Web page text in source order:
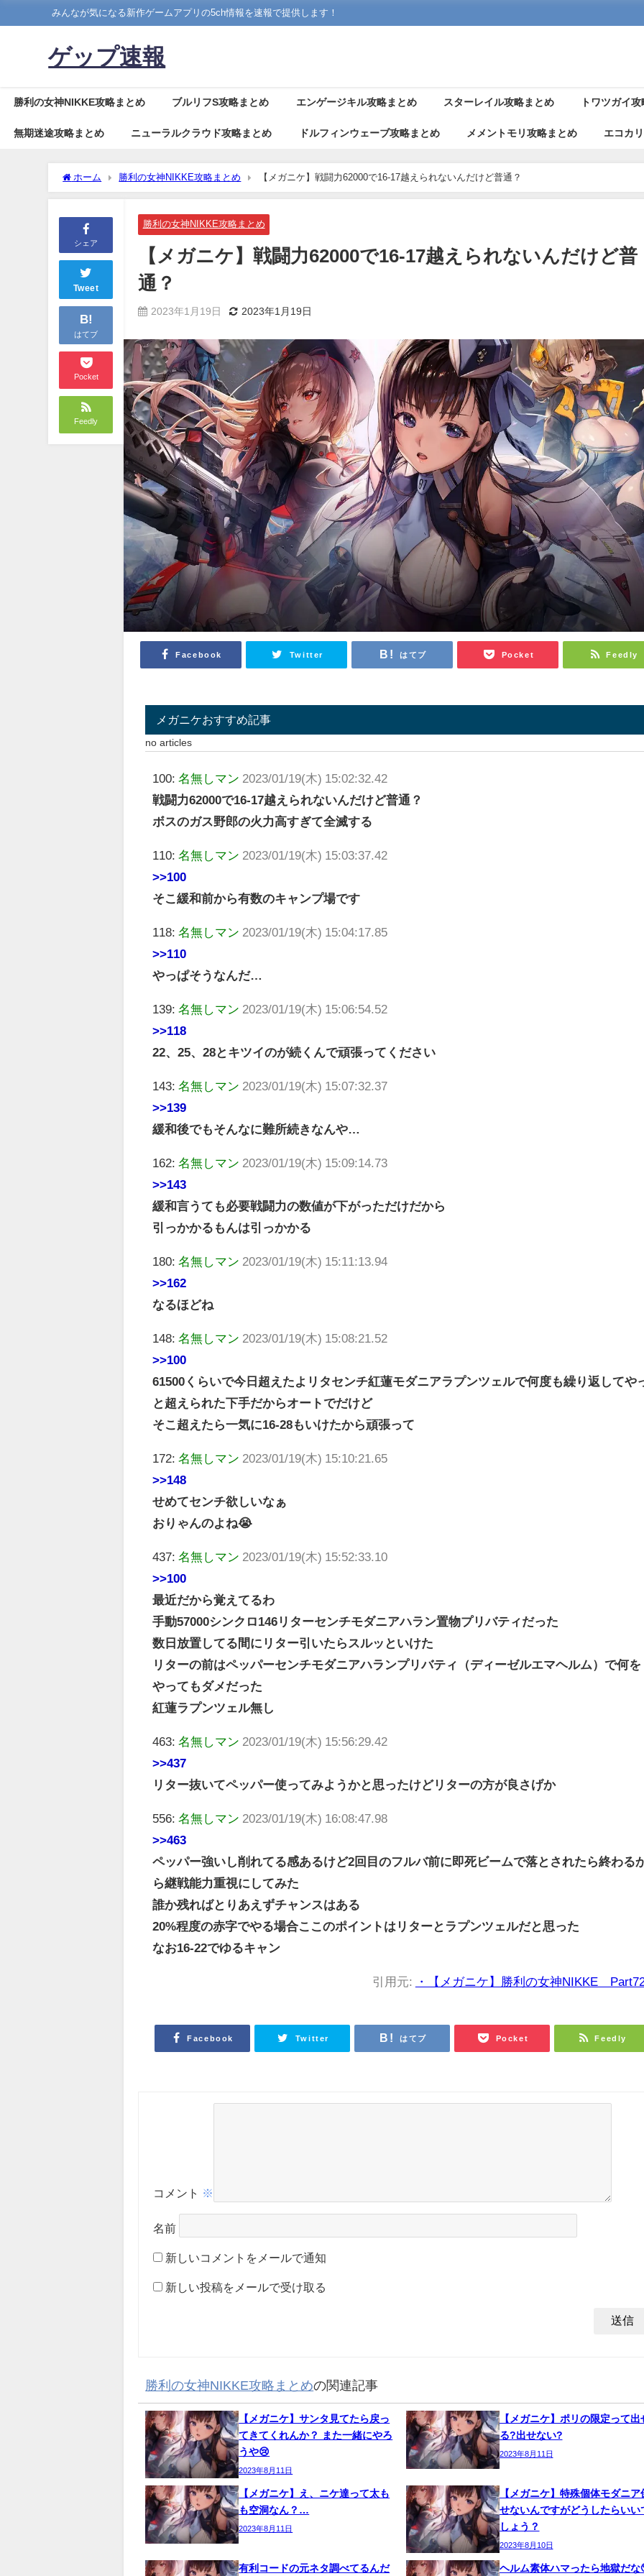
みんなが気になる新作ゲームアプリの5ch情報を速報で提供します！
ゲップ速報
勝利の女神NIKKE攻略まとめ ブルリフS攻略まとめ エンゲージキル攻略まとめ スターレイル攻略まとめ トワツガイ
無期迷途攻略まとめ ニューラルクラウド攻略まとめ ドルフィンウェーブ攻略まとめ メメントモリ攻略まとめ エコカ
ホーム 勝利の女神NIKKE攻略まとめ 【メガニケ】戦闘力62000で16-17越えられないんだけど普通？
シェア
Tweet
B!
はてブ
Pocket
Feedly
勝利の女神NIKKE攻略まとめ
【メガニケ】戦闘力62000で16-17越えられないんだけど普
通？
2023年1月19日 2023年1月19日
Facebook Twitter はてブ Pocket Feedly
メガニケおすすめ記事
no articles
100:名無しマン 2023/01/19(木) 15:02:32.42
戦闘力62000で16-17越えられないんだけど普通？
ボスのガス野郎の火力高すぎて全滅する
110:名無しマン 2023/01/19(木) 15:03:37.42
>>100
そこ緩和前から有数のキャンプ場です
118:名無しマン 2023/01/19(木) 15:04:17.85
>>110
やっぱそうなんだ…
139:名無しマン 2023/01/19(木) 15:06:54.52
>>118
22、25、28とキツイのが続くんで頑張ってください
143:名無しマン 2023/01/19(木) 15:07:32.37
>>139
緩和後でもそんなに難所続きなんや…
162:名無しマン 2023/01/19(木) 15:09:14.73
>>143
緩和言うても必要戦闘力の数値が下がっただけだから
引っかかるもんは引っかかる
180:名無しマン 2023/01/19(木) 15:11:13.94
>>162
なるほどね
148:名無しマン 2023/01/19(木) 15:08:21.52
>>100
61500くらいで今日超えたよリタセンチ紅蓮モダニアラプンツェルで何度も繰り返してや
と超えられた下手だからオートでだけど
そこ超えたら一気に16-28もいけたから頑張って
172:名無しマン 2023/01/19(木) 15:10:21.65
>>148
せめてセンチ欲しいなぁ
おりゃんのよね😭
437:名無しマン 2023/01/19(木) 15:52:33.10
>>100
最近だから覚えてるわ
手動57000シンクロ146リターセンチモダニアハラン置物プリバティだった
数日放置してる間にリター引いたらスルッといけた
リターの前はペッパーセンチモダニアハランプリバティ（ディーゼルエマヘルム）で何を
やってもダメだった
紅蓮ラプンツェル無し
463:名無しマン 2023/01/19(木) 15:56:29.42
>>437
リター抜いてペッパー使ってみようかと思ったけどリターの方が良さげか
556:名無しマン 2023/01/19(木) 16:08:47.98
>>463
ペッパー強いし削れてる感あるけど2回目のフルバ前に即死ビームで落とされたら終わる
ら継戦能力重視にしてみた
誰か残ればとりあえずチャンスはある
20%程度の赤字でやる場合ここのポイントはリターとラプンツェルだと思った
なお16-22でゆるキャン
引用元: ・【メガニケ】勝利の女神NIKKE
Facebook Twitter はてブ Pocket Feedly
コメント ※
名前
新しいコメントをメールで通知
新しい投稿をメールで受け取る
勝利の女神NIKKE攻略まとめの関連記事
【メガニケ】サンタ見てたら戻っ
てきてくれんか？ また一緒にやろ
うや😢
2023年8月11日
【メガニケ】ポリの限定って出
る?出せない?
2023年8月11日
【メガニケ】え、ニケ達って太も
も空洞なん？…
2023年8月11日
【メガニケ】特殊個体モダニア
せないんですがどうしたらいい
しょう？
2023年8月10日
有利コードの元ネタ調べてるんだ ヘルム素体ハマったら地獄だな